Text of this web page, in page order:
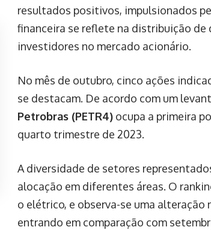
resultados positivos, impulsionados
financeira se reflete na distribuição
investidores no mercado acionário.
No mês de outubro, cinco ações
se destacam. De acordo com um
Petrobras (PETR4) ocupa a primeira
quarto trimestre de 2023.
A diversidade de setores
alocação em diferentes áreas. O
o elétrico, e observa-se uma alteração
entrando em comparação com